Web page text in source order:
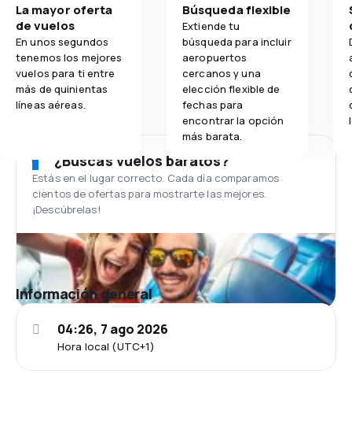
La mayor oferta
de vuelos
En unos segundos
tenemos los mejores
vuelos para ti entre
más de quinientas
líneas aéreas.
Búsqueda flexible
Extiende tu
búsqueda para incluir
aeropuertos
cercanos y una
elección flexible de
fechas para
encontrar la opción
más barata.
¿Buscas vuelos baratos?
Estás en el lugar correcto. Cada día comparamos
cientos de ofertas para mostrarte las mejores.
¡Descúbrelas!
Información general
Hora local (UTC+1)
04:26, 7 ago 2026